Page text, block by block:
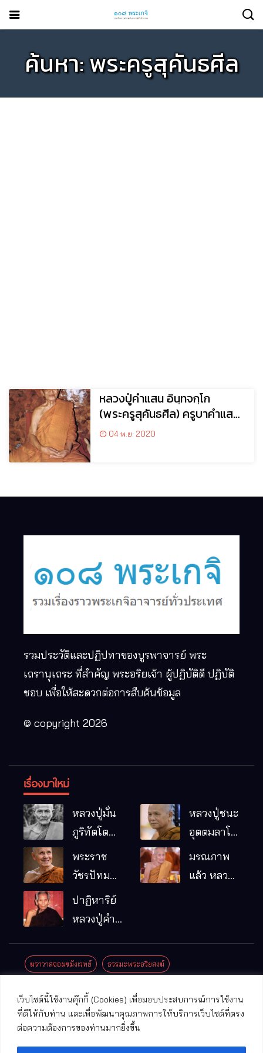
เว็บไซต์นี้ใช้งานคุ๊กกี้ (Cookies) เพื่อมอบประสบการณ์การใช้งาน
ที่ดีให้กับท่าน และเพื่อพัฒนาคุณภาพการให้บริการเว็บไซต์ที่ตรง
ต่อความต้องการของท่านมากยิ่งขึ้น
ค้นหา: พระครูสุคันธศีล
หลวงปู่คำแสน อินฺทจกฺโก
(พระครูสุคันธศีล) ครูบาคำแสน
ใหญ่ วัดสวนดอก จ.เชียงใหม่
04 พ.ย. 2020
รวมประวัติและปฏิปทาของบูรพาจารย์ พระ
เถรานุเถระ ที่สำคัญ พระอริยเจ้า ผู้ปฏิบัติดี ปฏิบัติ
ชอบ เพื่อให้สะดวกต่อการสืบค้นข้อมูล
© copyright 2026
เรื่องมาใหม่
หลวงปู่มั่น
ภูริทัตโต
พระอริยเจ้า
ผู้เป็นบิดา
รมฐาน
หลวงปู่ชนะ
อุตตมลาโภ
หมากอื๋อ
พระราช
วัชรปัทม
คุณ (หลวง
ปู่บัวเกตุ
แล้ว วัดป่า
อ.แม่ริม
จ.เชียงใหม่
มรณภาพ
แล้ว หลวง
ปาฏิหาริย์
หลวงปู่คำ
มณี
ฆราวาสจอมขมังเวทย์ ธรรมะพระอริยสงฆ์
ปาฏิหาริย์พระเครื่อง
พระพุทธรูปศักดิ์สิทธิ์ วัดที่สําคัญ